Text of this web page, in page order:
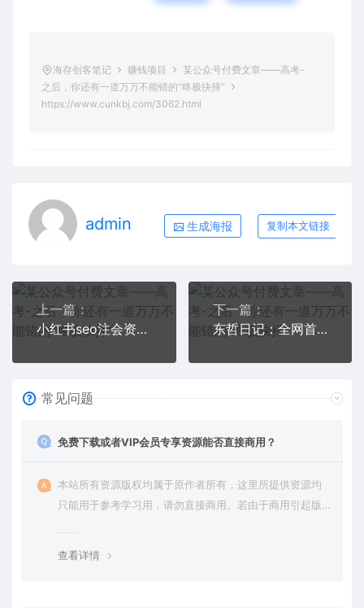
海存创客笔记 赚钱项目
某公众号付费文章——高考-
之后，你还有一道万万不能错的“终极抉择”
https://www.cunkbj.com/3062.html
admin 生成海报 复制本文链接
上一篇：
小红书seo注会资料，一部手机就能操作，日入500+（教程+资料）
下一篇：
东哲日记：全网首创实物虚拟电商项目，速来捡钱，成本低，一单赚几十块！
常见问题
免费下载或者VIP会员专享资源能否直接商用？
本站所有资源版权均属于原作者所有，这里所提供资源均
只能用于参考学习用，请勿直接商用。若由于商用引起版
查看详情